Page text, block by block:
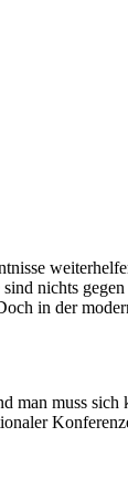
nichts
in der
muss